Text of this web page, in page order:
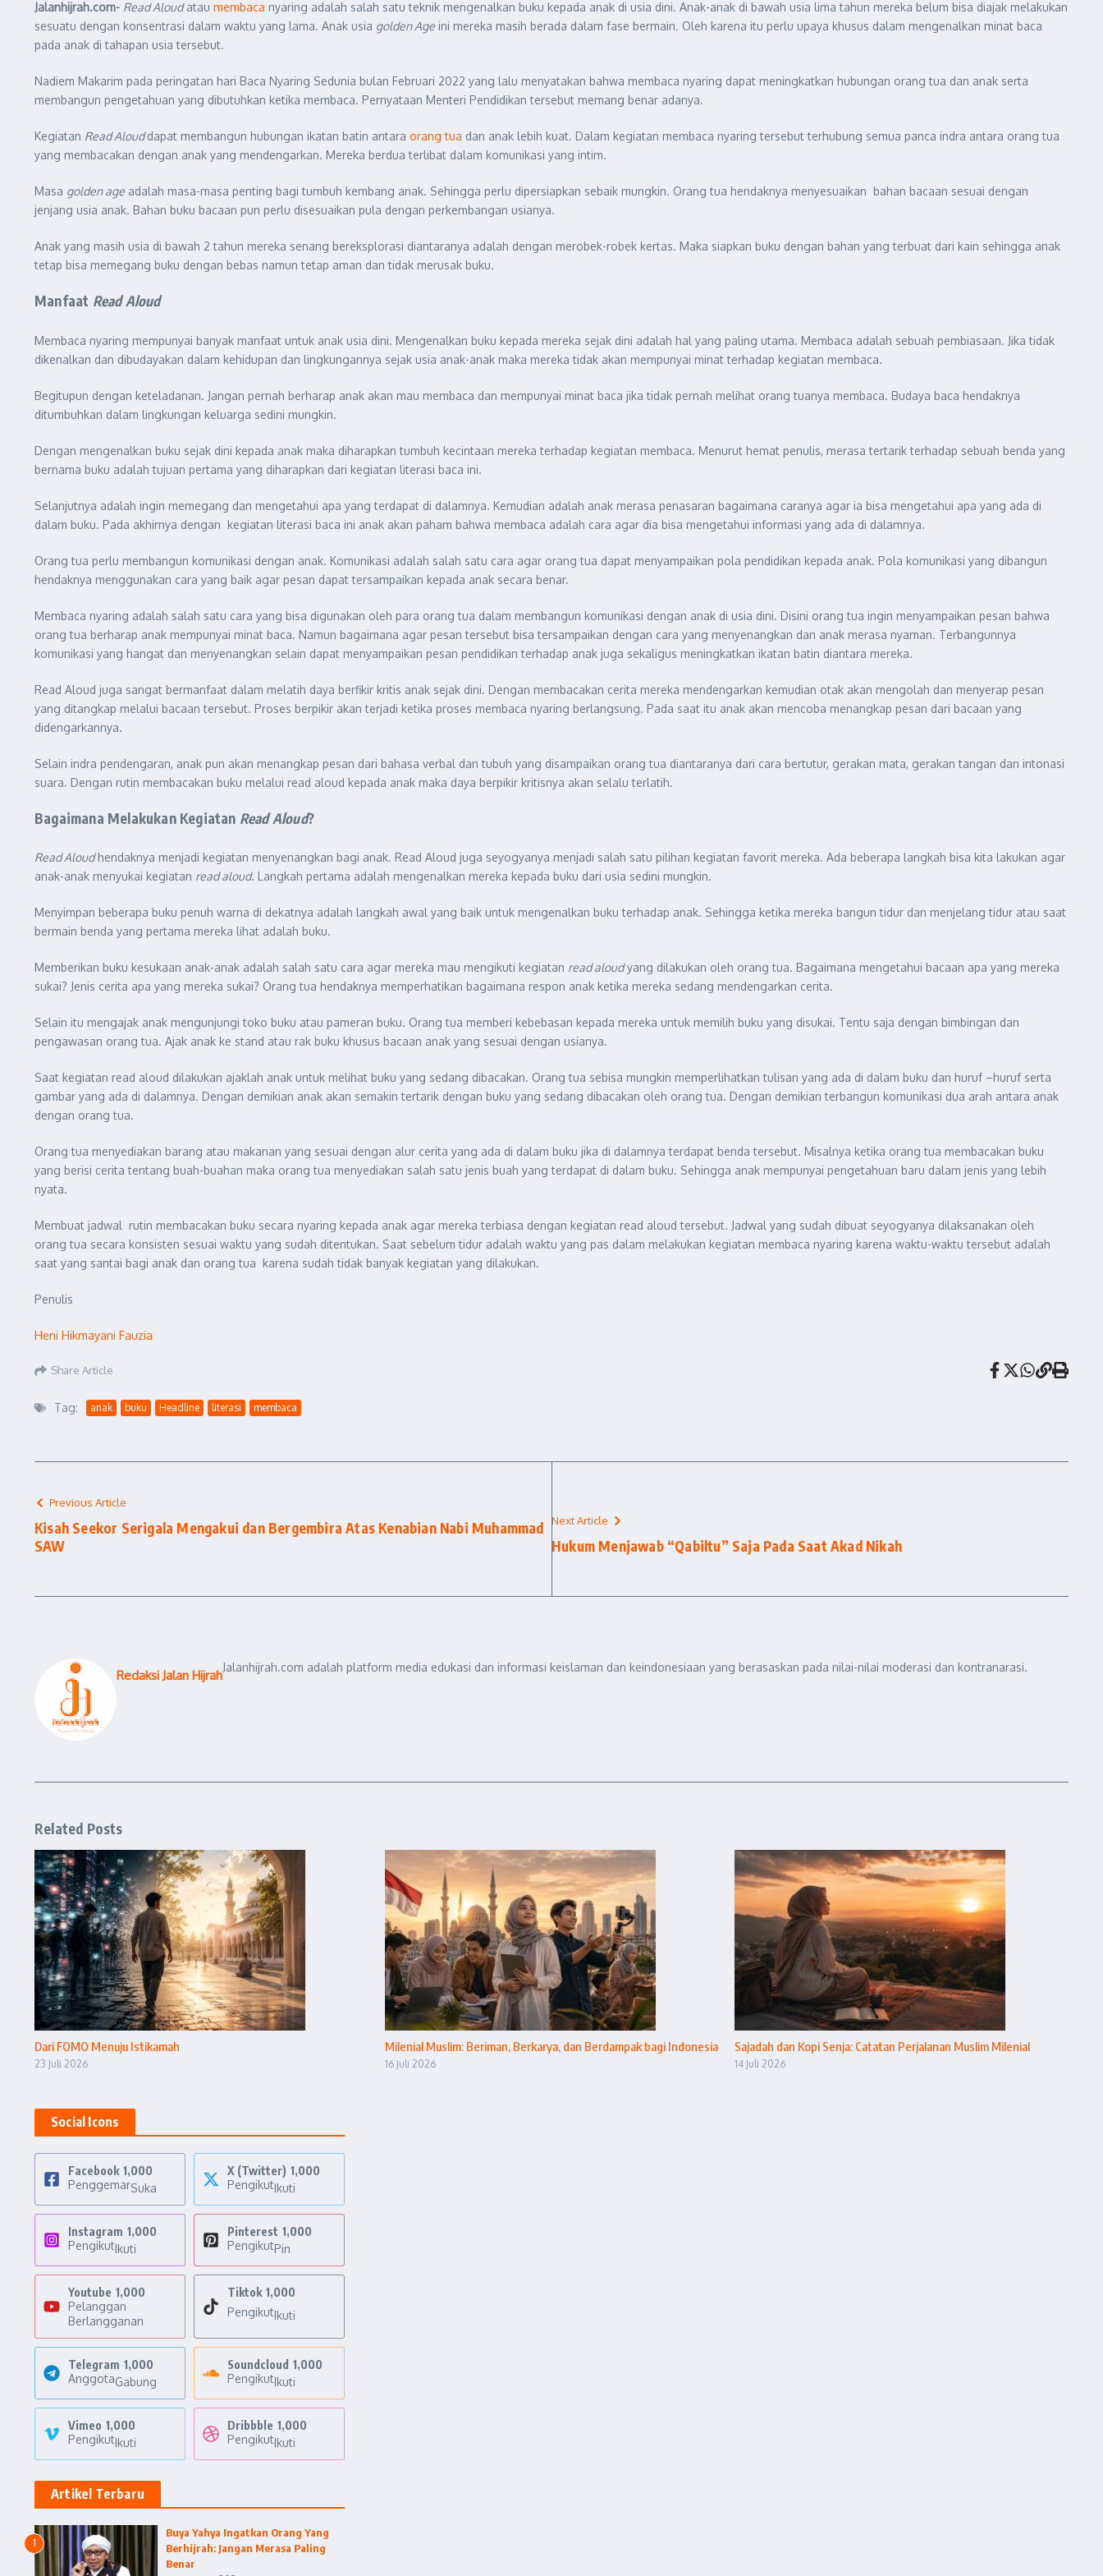
Jalanhijrah.com- Read Aloudatau membaca nyaring adalah salah satu teknik mengenalkan buku kepada anak di usia dini. Anak-anak di bawah usia lima tahun mereka belum bisa diajak melakukan
sesuatu dengan konsentrasi dalam waktu yang lama. Anak usia golden Age ini mereka masih berada dalam fase bermain. Oleh karena itu perlu upaya khusus dalam mengenalkan minat baca
pada anak di tahapan usia tersebut.
Nadiem Makarim pada peringatan hari Baca Nyaring Sedunia bulan Februari 2022 yang lalu menyatakan bahwa membaca nyaring dapat meningkatkan hubungan orang tua dan anak serta
membangun pengetahuan yang dibutuhkan ketika membaca. Pernyataan Menteri Pendidikan tersebut memang benar adanya.
Kegiatan Read Alouddapat membangun hubungan ikatan batin antara orang tua dan anak lebih kuat. Dalam kegiatan membaca nyaring tersebut terhubung semua panca indra antara orang tua
yang membacakan dengan anak yang mendengarkan. Mereka berdua terlibat dalam komunikasi yang intim.
Masa golden age adalah masa-masa penting bagi tumbuh kembang anak. Sehingga perlu dipersiapkan sebaik mungkin. Orang tua hendaknya menyesuaikan bahan bacaan sesuai dengan
jenjang usia anak. Bahan buku bacaan pun perlu disesuaikan pula dengan perkembangan usianya.
Anak yang masih usia di bawah 2 tahun mereka senang bereksplorasi diantaranya adalah dengan merobek-robek kertas. Maka siapkan buku dengan bahan yang terbuat dari kain sehingga anak
tetap bisa memegang buku dengan bebas namun tetap aman dan tidak merusak buku.
Manfaat Read Aloud
Membaca nyaring mempunyai banyak manfaat untuk anak usia dini. Mengenalkan buku kepada mereka sejak dini adalah hal yang paling utama. Membaca adalah sebuah pembiasaan. Jika tidak
dikenalkan dan dibudayakan dalam kehidupan dan lingkungannya sejak usia anak-anak maka mereka tidak akan mempunyai minat terhadap kegiatan membaca.
Begitupun dengan keteladanan. Jangan pernah berharap anak akan mau membaca dan mempunyai minat baca jika tidak pernah melihat orang tuanya membaca. Budaya baca hendaknya
ditumbuhkan dalam lingkungan keluarga sedini mungkin.
Dengan mengenalkan buku sejak dini kepada anak maka diharapkan tumbuh kecintaan mereka terhadap kegiatan membaca. Menurut hemat penulis, merasa tertarik terhadap sebuah benda yang
bernama buku adalah tujuan pertama yang diharapkan dari kegiatan literasi baca ini.
Selanjutnya adalah ingin memegang dan mengetahui apa yang terdapat di dalamnya. Kemudian adalah anak merasa penasaran bagaimana caranya agar ia bisa mengetahui apa yang ada di
dalam buku. Pada akhirnya dengan kegiatan literasi baca ini anak akan paham bahwa membaca adalah cara agar dia bisa mengetahui informasi yang ada di dalamnya.
Orang tua perlu membangun komunikasi dengan anak. Komunikasi adalah salah satu cara agar orang tua dapat menyampaikan pola pendidikan kepada anak. Pola komunikasi yang dibangun
hendaknya menggunakan cara yang baik agar pesan dapat tersampaikan kepada anak secara benar.
Membaca nyaring adalah salah satu cara yang bisa digunakan oleh para orang tua dalam membangun komunikasi dengan anak di usia dini. Disini orang tua ingin menyampaikan pesan bahwa
orang tua berharap anak mempunyai minat baca. Namun bagaimana agar pesan tersebut bisa tersampaikan dengan cara yang menyenangkan dan anak merasa nyaman. Terbangunnya
komunikasi yang hangat dan menyenangkan selain dapat menyampaikan pesan pendidikan terhadap anak juga sekaligus meningkatkan ikatan batin diantara mereka.
Read Aloud juga sangat bermanfaat dalam melatih daya berfikir kritis anak sejak dini. Dengan membacakan cerita mereka mendengarkan kemudian otak akan mengolah dan menyerap pesan
yang ditangkap melalui bacaan tersebut. Proses berpikir akan terjadi ketika proses membaca nyaring berlangsung. Pada saat itu anak akan mencoba menangkap pesan dari bacaan yang
didengarkannya.
Selain indra pendengaran, anak pun akan menangkap pesan dari bahasa verbal dan tubuh yang disampaikan orang tua diantaranya dari cara bertutur, gerakan mata, gerakan tangan dan intonasi
suara. Dengan rutin membacakan buku melalui read aloud kepada anak maka daya berpikir kritisnya akan selalu terlatih.
Bagaimana Melakukan Kegiatan Read Aloud?
Read Aloudhendaknya menjadi kegiatan menyenangkan bagi anak. Read Aloud juga seyogyanya menjadi salah satu pilihan kegiatan favorit mereka. Ada beberapa langkah bisa kita lakukan agar
anak-anak menyukai kegiatan read aloud. Langkah pertama adalah mengenalkan mereka kepada buku dari usia sedini mungkin.
Menyimpan beberapa buku penuh warna di dekatnya adalah langkah awal yang baik untuk mengenalkan buku terhadap anak. Sehingga ketika mereka bangun tidur dan menjelang tidur atau saat
bermain benda yang pertama mereka lihat adalah buku.
Memberikan buku kesukaan anak-anak adalah salah satu cara agar mereka mau mengikuti kegiatan read aloudyang dilakukan oleh orang tua. Bagaimana mengetahui bacaan apa yang mereka
sukai? Jenis cerita apa yang mereka sukai? Orang tua hendaknya memperhatikan bagaimana respon anak ketika mereka sedang mendengarkan cerita.
Selain itu mengajak anak mengunjungi toko buku atau pameran buku. Orang tua memberi kebebasan kepada mereka untuk memilih buku yang disukai. Tentu saja dengan bimbingan dan
pengawasan orang tua. Ajak anak ke stand atau rak buku khusus bacaan anak yang sesuai dengan usianya.
Saat kegiatan read aloud dilakukan ajaklah anak untuk melihat buku yang sedang dibacakan. Orang tua sebisa mungkin memperlihatkan tulisan yang ada di dalam buku dan huruf –huruf serta
gambar yang ada di dalamnya. Dengan demikian anak akan semakin tertarik dengan buku yang sedang dibacakan oleh orang tua. Dengan demikian terbangun komunikasi dua arah antara anak
dengan orang tua.
Orang tua menyediakan barang atau makanan yang sesuai dengan alur cerita yang ada di dalam buku jika di dalamnya terdapat benda tersebut. Misalnya ketika orang tua membacakan buku
yang berisi cerita tentang buah-buahan maka orang tua menyediakan salah satu jenis buah yang terdapat di dalam buku. Sehingga anak mempunyai pengetahuan baru dalam jenis yang lebih
nyata.
Membuat jadwal rutin membacakan buku secara nyaring kepada anak agar mereka terbiasa dengan kegiatan read aloud tersebut. Jadwal yang sudah dibuat seyogyanya dilaksanakan oleh
orang tua secara konsisten sesuai waktu yang sudah ditentukan. Saat sebelum tidur adalah waktu yang pas dalam melakukan kegiatan membaca nyaring karena waktu-waktu tersebut adalah
saat yang santai bagi anak dan orang tua karena sudah tidak banyak kegiatan yang dilakukan.
Penulis
Heni Hikmayani Fauzia
Share Article
Tag: anak buku Headline literasi membaca
Previous Article
Kisah Seekor Serigala Mengakui dan Bergembira Atas Kenabian Nabi Muhammad
SAW
Next Article
Hukum Menjawab “Qabiltu” Saja Pada Saat Akad Nikah
Redaksi Jalan Hijrah
Jalanhijrah.com adalah platform media edukasi dan informasi keislaman dan keindonesiaan yang berasaskan pada nilai-nilai moderasi dan kontranarasi.
Related Posts
Dari FOMO Menuju Istikamah
23 Juli 2026
Milenial Muslim: Beriman, Berkarya, dan Berdampak bagi Indonesia
16 Juli 2026
Sajadah dan Kopi Senja: Catatan Perjalanan Muslim Milenial
14 Juli 2026
Social Icons
Facebook 1,000
PenggemarSuka
X (Twitter) 1,000
PengikutIkuti
Instagram 1,000
PengikutIkuti
Pinterest 1,000
PengikutPin
Youtube 1,000
Pelanggan
Berlangganan
Tiktok 1,000
PengikutIkuti
Telegram 1,000
AnggotaGabung
Soundcloud 1,000
PengikutIkuti
Vimeo 1,000
PengikutIkuti
Dribbble 1,000
PengikutIkuti
Artikel Terbaru
1
Buya Yahya Ingatkan Orang Yang
Berhijrah: Jangan Merasa Paling
Benar